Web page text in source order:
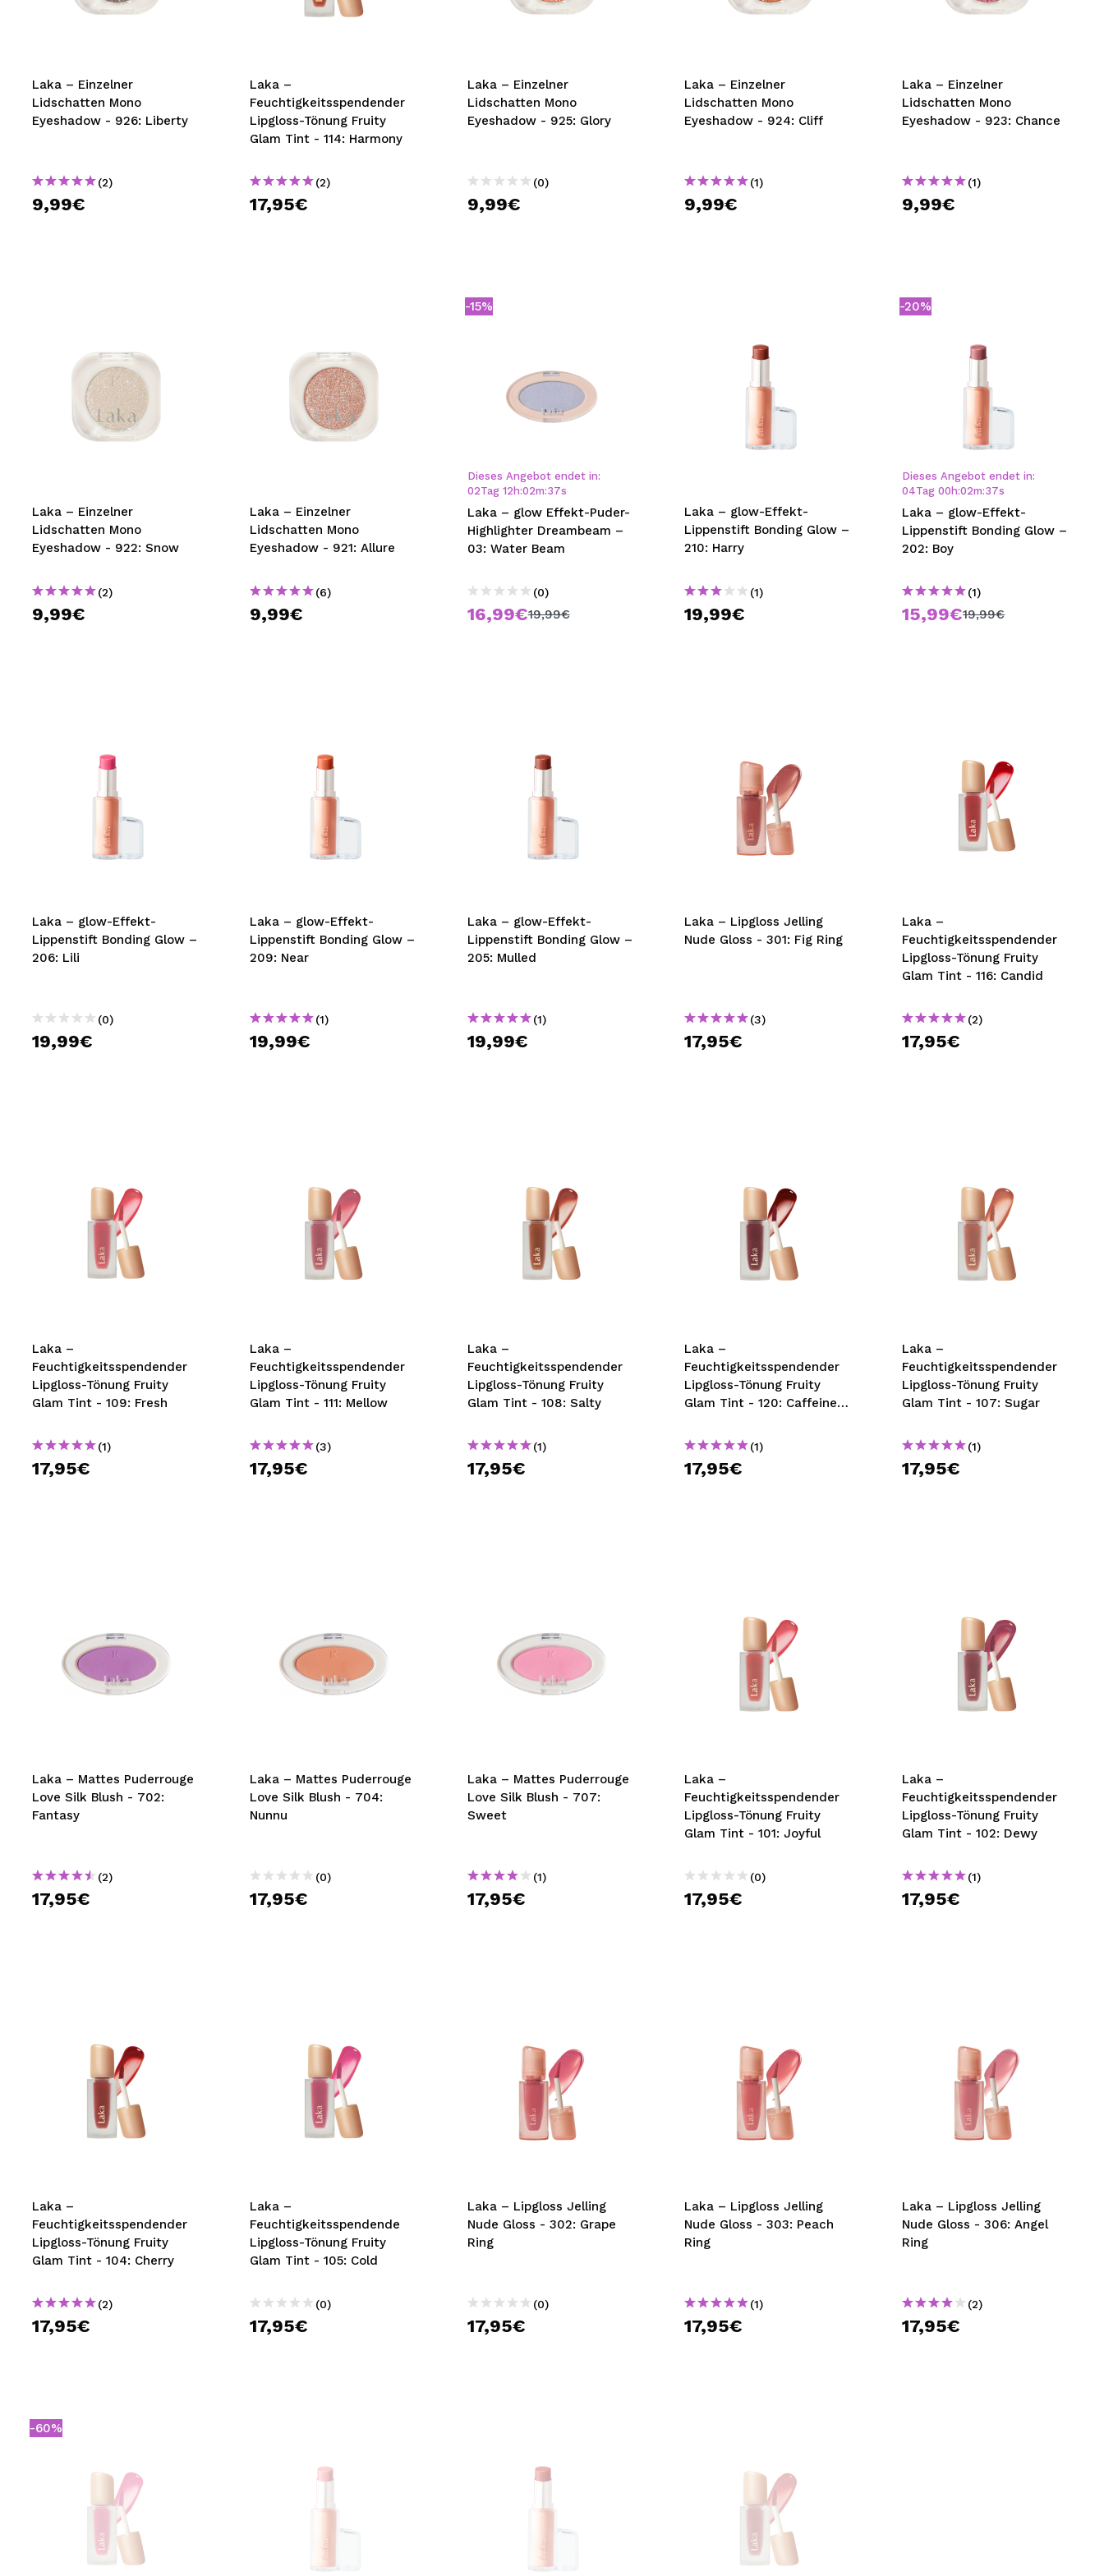
MAQUIFARMA
TRAVEL SIZE
NATURE
SPECIALS
OUTLET
bisherigen Vorgänge einsehen.
BENUTZERKONTO ERSTELLEN
Laka – Einzelner
Lidschatten Mono
Eyeshadow - 926: Liberty
(2)
9,99€
Laka –
Feuchtigkeitsspendender
Lipgloss-Tönung Fruity
Glam Tint - 114: Harmony
(2)
17,95€
Laka – Einzelner
Lidschatten Mono
Eyeshadow - 925: Glory
(0)
9,99€
Laka – Einzelner
Lidschatten Mono
Eyeshadow - 924: Cliff
(1)
9,99€
Laka – Einzelner
Lidschatten Mono
Eyeshadow - 923: Chance
(1)
9,99€
Laka – Einzelner
Lidschatten Mono
Eyeshadow - 922: Snow
(2)
9,99€
Laka – Einzelner
Lidschatten Mono
Eyeshadow - 921: Allure
(6)
9,99€
-15%
Dieses Angebot endet in:
02Tag 12 h:02m:36s
Laka – glow Effekt-Puder-
Highlighter Dreambeam –
03: Water Beam
(0)
16,99€19,99€
Laka – glow-Effekt-
Lippenstift Bonding Glow –
210: Harry
(1)
19,99€
-20%
Dieses Angebot endet in:
04Tag 00 h:02m:36s
Laka – glow-Effekt-
Lippenstift Bonding Glow –
202: Boy
(1)
15,99€19,99€
Laka – glow-Effekt-
Lippenstift Bonding Glow –
206: Lili
(0)
19,99€
Laka – glow-Effekt-
Lippenstift Bonding Glow –
209: Near
(1)
19,99€
Laka – glow-Effekt-
Lippenstift Bonding Glow –
205: Mulled
(1)
19,99€
Laka – Lipgloss Jelling
Nude Gloss - 301: Fig Ring
(3)
17,95€
Laka –
Feuchtigkeitsspendender
Lipgloss-Tönung Fruity
Glam Tint - 116: Candid
(2)
17,95€
Laka –
Feuchtigkeitsspendender
Lipgloss-Tönung Fruity
Glam Tint - 109: Fresh
(1)
17,95€
Laka –
Feuchtigkeitsspendender
Lipgloss-Tönung Fruity
Glam Tint - 111: Mellow
(3)
17,95€
Laka –
Feuchtigkeitsspendender
Lipgloss-Tönung Fruity
Glam Tint - 108: Salty
(1)
17,95€
Laka –
Feuchtigkeitsspendender
Lipgloss-Tönung Fruity
Glam Tint - 120: Caffeine
(1)
17,95€
Laka –
Feuchtigkeitsspendender
Lipgloss-Tönung Fruity
Glam Tint - 107: Sugar
(1)
17,95€
Laka – Mattes Puderrouge
Love Silk Blush - 702:
Fantasy
(2)
17,95€
Laka – Mattes Puderrouge
Love Silk Blush - 704:
Nunnu
(0)
17,95€
Laka – Mattes Puderrouge
Love Silk Blush - 707:
Sweet
(1)
17,95€
Laka –
Feuchtigkeitsspendender
Lipgloss-Tönung Fruity
Glam Tint - 101: Joyful
(0)
17,95€
Laka –
Feuchtigkeitsspendender
Lipgloss-Tönung Fruity
Glam Tint - 102: Dewy
(1)
17,95€
Laka –
Feuchtigkeitsspendender
Lipgloss-Tönung Fruity
Glam Tint - 104: Cherry
(2)
17,95€
Laka –
Feuchtigkeitsspendende
Lipgloss-Tönung Fruity
Glam Tint - 105: Cold
(0)
17,95€
Laka – Lipgloss Jelling
Nude Gloss - 302: Grape
Ring
(0)
17,95€
Laka – Lipgloss Jelling
Nude Gloss - 303: Peach
Ring
(1)
17,95€
Laka – Lipgloss Jelling
Nude Gloss - 306: Angel
Ring
(2)
17,95€
-60%